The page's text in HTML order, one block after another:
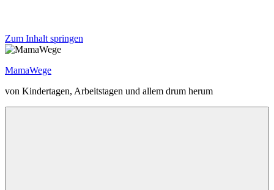
Zum Inhalt springen
MamaWege
von Kindertagen, Arbeitstagen und allem drum herum